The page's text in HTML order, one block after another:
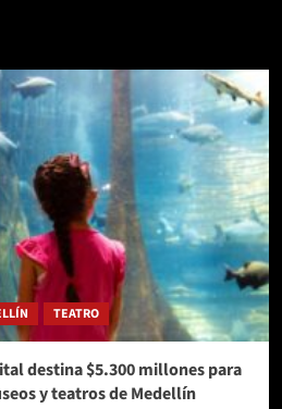
TEATRO
destina $5.300 millones para
y teatros de Medellín